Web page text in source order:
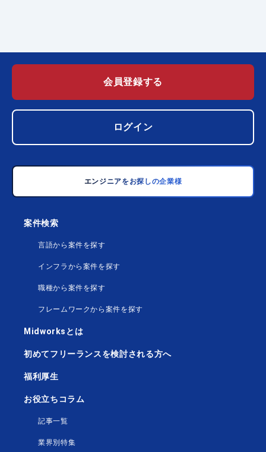
会員登録する
ログイン
エンジニアをお探しの企業様
案件検索
言語から案件を探す
インフラから案件を探す
職種から案件を探す
フレームワークから案件を探す
Midworksとは
初めてフリーランスを検討される方へ
福利厚生
お役立ちコラム
記事一覧
業界別特集